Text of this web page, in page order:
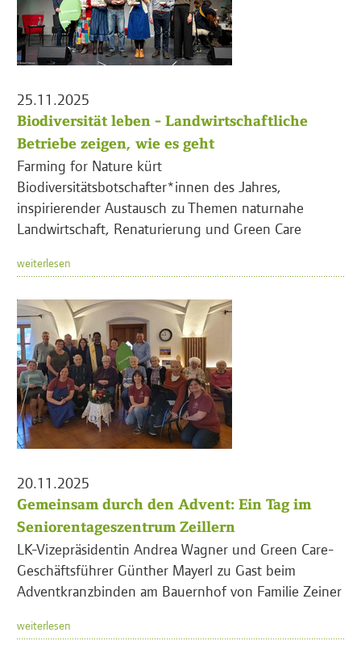
25.11.2025
Biodiversität leben - Landwirtschaftliche
Betriebe zeigen, wie es geht
Farming for Nature kürt
Biodiversitätsbotschafter*innen des Jahres,
inspirierender Austausch zu Themen naturnahe
Landwirtschaft, Renaturierung und Green Care
weiterlesen
20.11.2025
Gemeinsam durch den Advent: Ein Tag im
Seniorentageszentrum Zeillern
LK-Vizepräsidentin Andrea Wagner und Green Care-
Geschäftsführer Günther Mayerl zu Gast beim
Adventkranzbinden am Bauernhof von Familie Zeiner
weiterlesen